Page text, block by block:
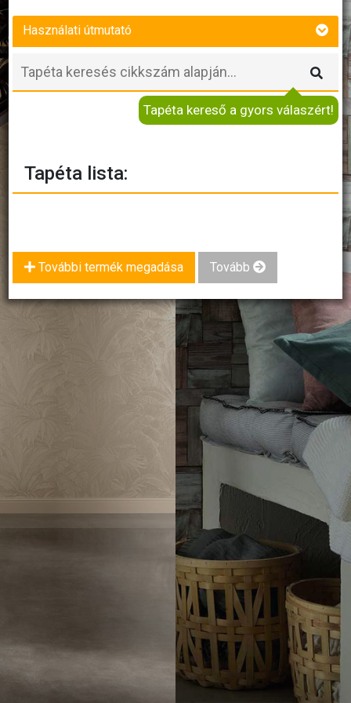
Használati útmutató
Tapéta kereső a gyors válaszért!
Tapéta lista:
További termék megadása Tovább